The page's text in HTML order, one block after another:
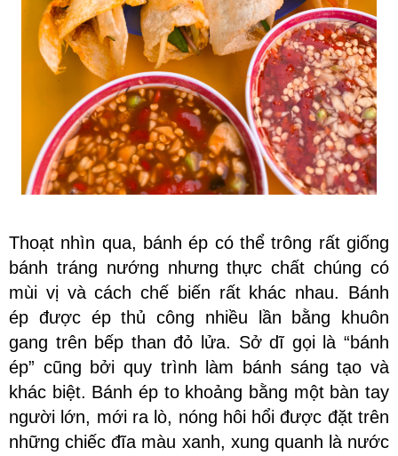
Thoạt nhìn qua, bánh ép có thể trông rất giống
bánh tráng nướng nhưng thực chất chúng có
mùi vị và cách chế biến rất khác nhau. Bánh
ép được ép thủ công nhiều lần bằng khuôn
gang trên bếp than đỏ lửa. Sở dĩ gọi là “bánh
ép” cũng bởi quy trình làm bánh sáng tạo và
khác biệt. Bánh ép to khoảng bằng một bàn tay
người lớn, mới ra lò, nóng hôi hổi được đặt trên
những chiếc đĩa màu xanh, xung quanh là nước